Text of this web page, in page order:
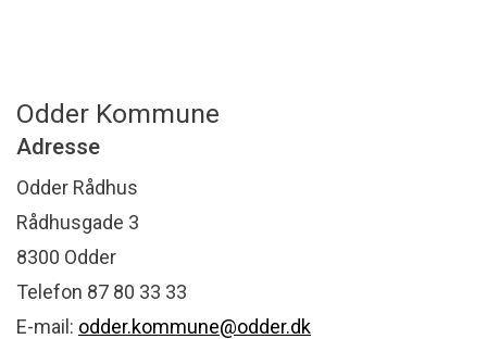
Odder Kommune
Adresse
Odder Rådhus
Rådhusgade 3
8300 Odder
Telefon 87 80 33 33
E-mail: odder.kommune@odder.dk